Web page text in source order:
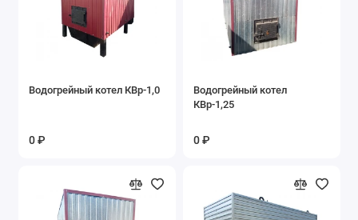
Водогрейный котел КВр-1,0
0 ₽
Водогрейный котел
КВр-1,25
0 ₽